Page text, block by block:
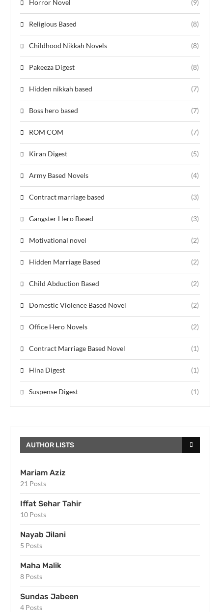
Horror Novel (9)
Religious Based (8)
Childhood Nikkah Novels (8)
Pakeeza Digest (8)
Hidden nikkah based (7)
Boss hero based (7)
ROM COM (7)
Kiran Digest (5)
Army Based Novels (4)
Contract marriage based (3)
Gangster Hero Based (3)
Motivational novel (2)
Hidden Marriage Based (2)
Child Abduction Based (2)
Domestic Violence Based Novel (2)
Office Hero Novels (2)
Contract Marriage Based Novel (1)
Hina Digest (1)
Suspense Digest (1)
AUTHOR LISTS
Mariam Aziz
21 Posts
Iffat Sehar Tahir
10 Posts
Nayab Jilani
5 Posts
Maha Malik
8 Posts
Sundas Jabeen
4 Posts